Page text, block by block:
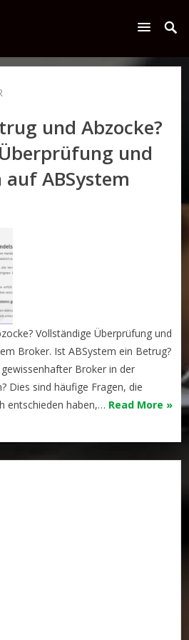
und Abzocke?
und
ABSystem
Vollständige Überprüfung und
Broker. Ist ABSystem ein Betrug?
Broker in der
Dies sind häufige Fragen, die
entschieden haben,… Read More »